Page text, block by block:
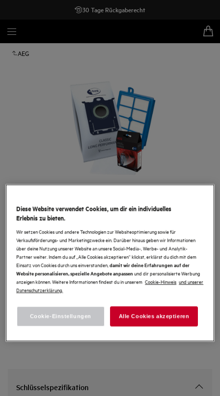
30 Tage Rückgaberecht
AEG
ASKVX8
Zubehör ASKVX8 VX8
ULTRASILENCER™ PERFORMANCE
KIT
0 (0)
Schlüsselspezifikation
Diese Website verwendet Cookies, um dir ein individuelles
Erlebnis zu bieten.
Wir setzen Cookies und andere Technologien zur Websiteoptimierung sowie für
Verkaufsförderungs- und Marketingzwecke ein. Darüber hinaus geben wir Informationen
über deine Nutzung unserer Website an unsere Social-Media-, Werbe- und Analytik-
Partner weiter. Indem du auf „Alle Cookies akzeptieren“ klickst, erklärst du dich mit dem
Einsatz von Cookies durch uns einverstanden,damit wir deine Erfahrungen auf der
Website personalisieren, spezielle Angebote anpassen und dir personalisierte Werbung
anzeigen können. Weitere Informationen findest du in unserem Cookie-Hinweis und unserer
Datenschutzerklärung.
Cookie-Einstellungen Alle Cookies akzeptieren